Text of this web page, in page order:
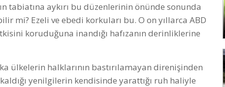
tabiatına aykırı bu düzenlerinin önünde sonunda
mi? Ezeli ve ebedi korkuları bu. O on yıllarca ABD
koruduğuna inandığı hafızanın derinliklerine
ülkelerin halklarının bastırılamayan direnişinden
yenilgilerin kendisinde yarattığı ruh haliyle